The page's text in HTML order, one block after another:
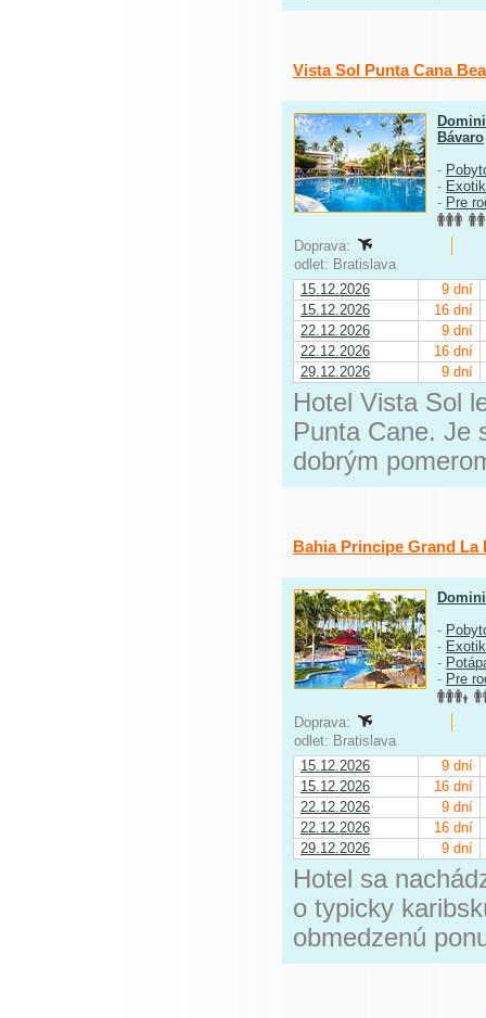
Vista Sol Punta Cana
Bávaro
-
-
- Pre
Doprava:
odlet: Bratislava
15.12.2026
9 dní
15.12.2026
16 dní
22.12.2026
9 dní
22.12.2026
16 dní
29.12.2026
9 dní
Hotel Vista Sol
Punta Cane. Je
dobrým
Bahia Principe Grand La
-
-
-
- Pre
Doprava:
odlet: Bratislava
15.12.2026
9 dní
15.12.2026
16 dní
22.12.2026
9 dní
22.12.2026
16 dní
29.12.2026
9 dní
Hotel sa
o typicky
obmedzenú